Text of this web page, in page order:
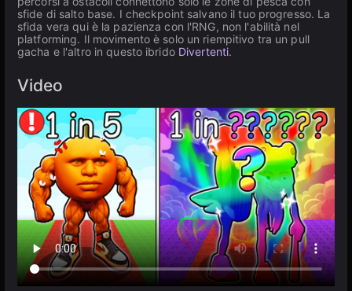
sfide di salto base. I checkpoint salvano il tuo progresso. La
sfida vera qui è la pazienza con l'RNG, non l'abilità nel
platforming. Il movimento è solo un riempitivo tra un pull
gacha e l'altro in questo ibrido Divertenti.
Video